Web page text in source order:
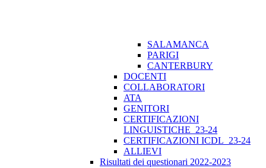
SALAMANCA
PARIGI
CANTERBURY
DOCENTI
COLLABORATORI
ATA
GENITORI
CERTIFICAZIONI
LINGUISTICHE_23-24
CERTIFICAZIONI ICDL_23-24
ALLIEVI
Risultati dei questionari 2022-2023